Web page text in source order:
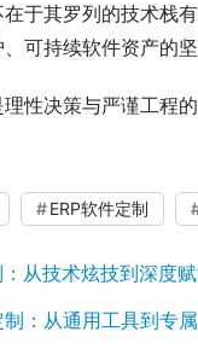
于其罗列的技术栈
可持续软件资产的坚
性决策与严谨工程
ERP软件定制
从技术炫技到深度
：从通用工具到专